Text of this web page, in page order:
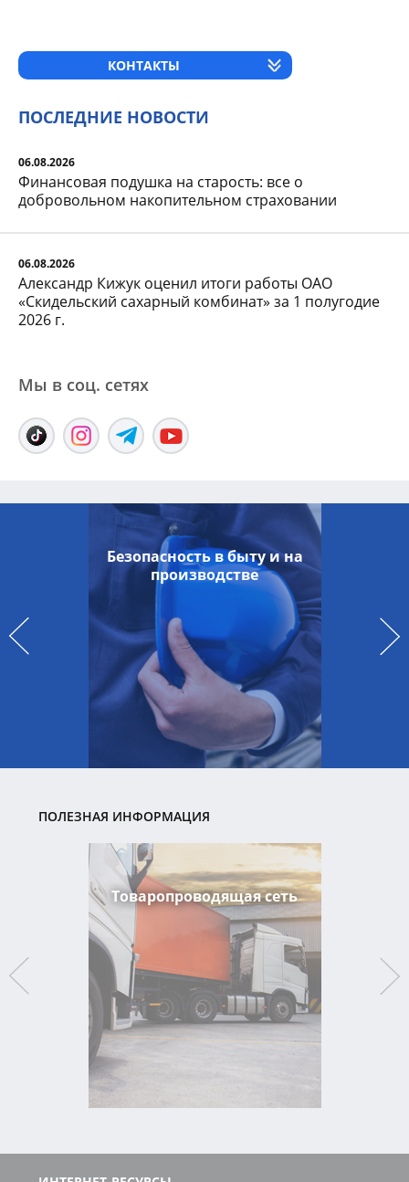
КОНТАКТЫ
ПОСЛЕДНИЕ НОВОСТИ
06.08.2026
Финансовая подушка на старость: все о
добровольном накопительном страховании
06.08.2026
Александр Кижук оценил итоги работы ОАО
«Скидельский сахарный комбинат» за 1 полугодие
2026 г.
Мы в соц. сетяx
Безопасность в быту и на
производстве
ПОЛЕЗНАЯ ИНФОРМАЦИЯ
Товаропроводящая сеть